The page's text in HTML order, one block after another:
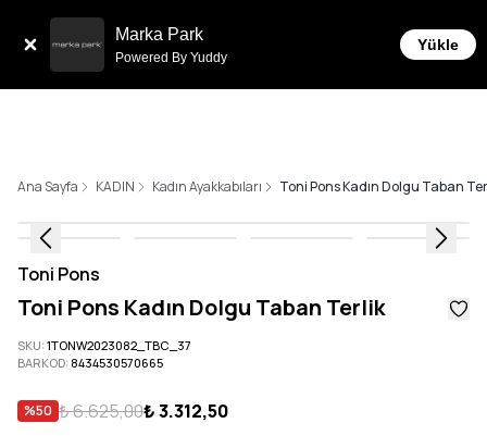
Marka Park
Powered By Yuddy
Yükle
Ana Sayfa KADIN Kadın Ayakkabıları Toni Pons Kadın Dolgu Taban
Toni Pons
Toni Pons Kadın Dolgu Taban Terlik
SKU:1TONW2023082_TBC_37
BARKOD: 8434530570665
%50 ₺ 6.625,00₺ 3.312,50